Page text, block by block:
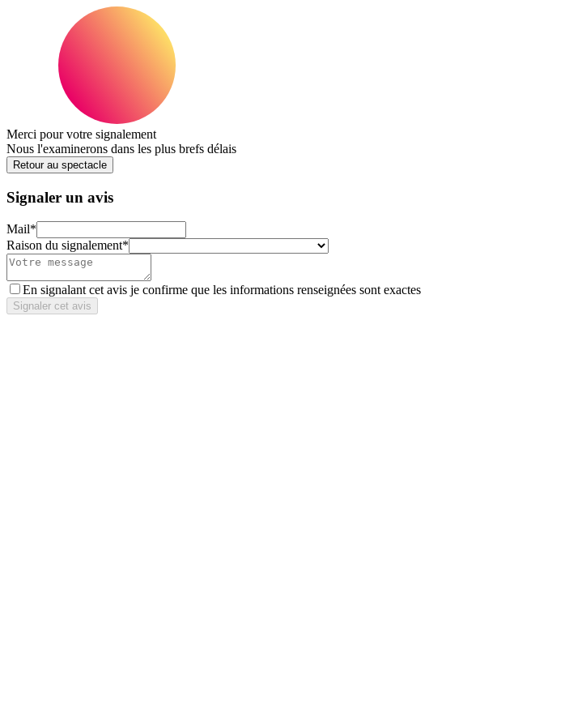
Merci pour votre signalement
Nous l'examinerons dans les plus brefs délais
Retour au spectacle
Signaler un avis
Mail*
Raison du signalement*
En signalant cet avis je confirme que les informations renseignées sont exactes
Signaler cet avis